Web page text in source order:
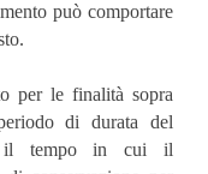
può comportare
per le finalità sopra
di durata del
il tempo in cui il